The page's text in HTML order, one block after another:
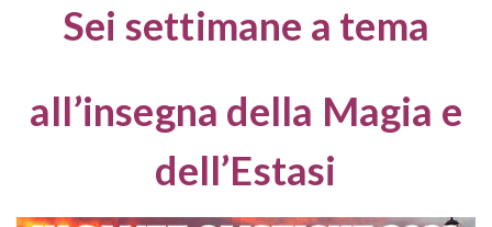
Sei settimane a tema
all’insegna della Magia e
dell’Estasi